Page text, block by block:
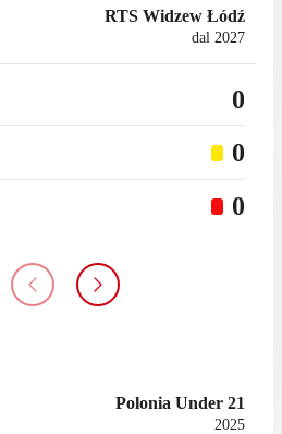
RTS Widzew Łódź
dal 2027
0
0
0
Polonia Under 21
2025